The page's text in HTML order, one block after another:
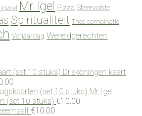
Mr Igel Pizza Sfeervolste
Spiritualiteit Thee combinatie
Verjaardag Wereldgerechten
Driekoningen kaart
Mr Igel
(set 10 stuks) €10.00
€10.00